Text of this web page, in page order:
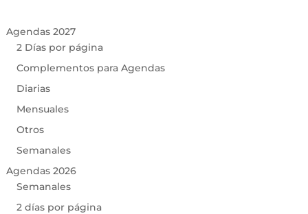
Agendas 2027
2 Días por página
Complementos para Agendas
Diarias
Mensuales
Otros
Semanales
Agendas 2026
Semanales
2 días por página